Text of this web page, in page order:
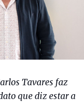
Tavares faz
que diz estar a